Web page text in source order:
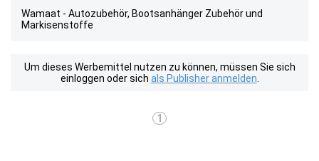
Wamaat - Autozubehör, Bootsanhänger Zubehör und
Markisenstoffe
Um dieses Werbemittel nutzen zu können, müssen Sie sich
einloggen oder sich als Publisher anmelden
1